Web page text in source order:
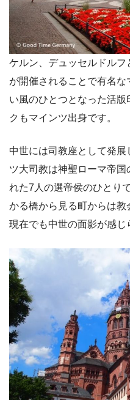
ケルン、デュッセルドル
が開催されることで有名
い風のひとつとなった活
クもマインツ出身です。
中世には司教座として発
ツ大司教は神聖ローマ帝
れた7人の選帝侯のひとり
かる橋から見る町からは教
現在でも中世の面影が感じ